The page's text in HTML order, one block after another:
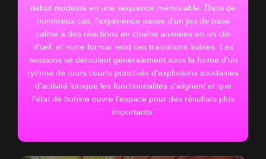
début modeste en une séquence mémorable. Dans de
nombreux cas, l'expérience passe d'un jeu de base
calme à des réactions en chaîne animées en un clin
d'œil, et notre format rend ces transitions lisibles. Les
sessions se déroulent généralement sous la forme d'un
rythme de tours courts ponctués d'explosions soudaines
d'activité lorsque les fonctionnalités s'alignent et que
l'état de bobine ouvre l'espace pour des résultats plus
importants.